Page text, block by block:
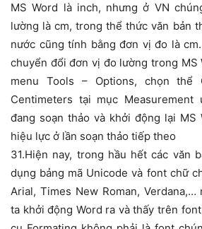
MS Word là inch, nhưng ở VN
lường là cm, trong thể thức văn bản
nước cũng tính bằng đơn vị đo là
chuyển đổi đơn vị đo lường trong MS
menu Tools – Options, chọn thể
Centimeters tại mục
đang soạn thảo và khởi động lại
hiệu lực ở lần soạn thảo tiếp theo
31.Hiện nay, trong hầu hết các văn
dụng bảng mã Unicode và font chữ
Arial, Times New Roman,
ta khởi động Word ra và thấy trên